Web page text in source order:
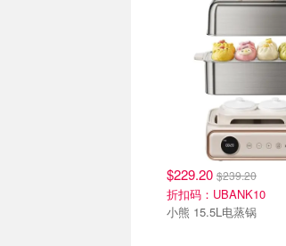
$229.20 $239.20
折扣码：UBANK10
小熊 15.5L电蒸锅